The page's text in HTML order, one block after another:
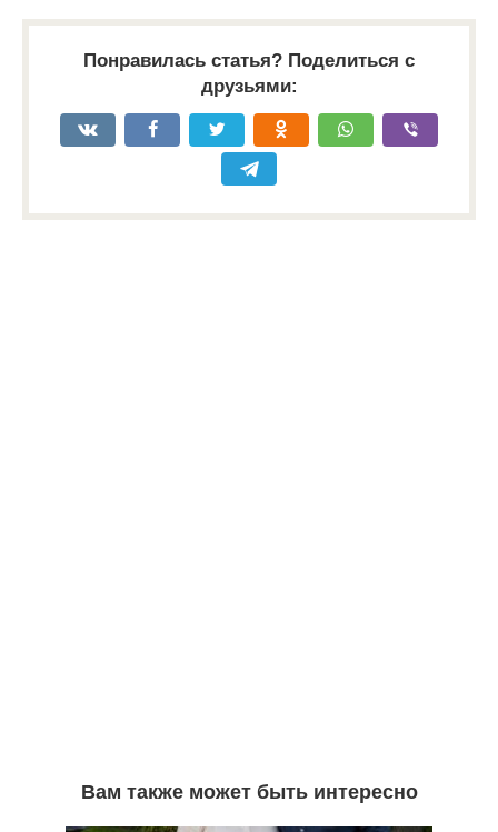
Понравилась статья? Поделиться с
друзьями:
Вам также может быть интересно